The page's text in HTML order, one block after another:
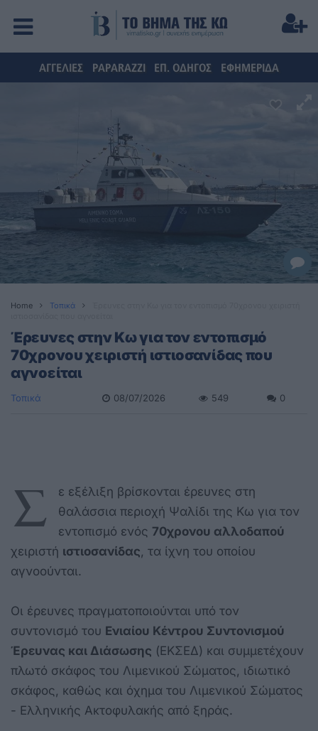
ΑΓΓΕΛΙΕΣ PAPARAZZI ΕΠ. ΟΔΗΓΟΣ ΕΦΗΜΕΡΙΔΑ
Home Τοπικά
Έρευνες στην Κω για τον εντοπισμό
70χρονου χειριστή ιστιοσανίδας που
αγνοείται
Τοπικά 08/07/2026 549 0
Σ
ε εξέλιξη βρίσκονται έρευνες στη
θαλάσσια περιοχή Ψαλίδι της Κω για τον
εντοπισμό ενός 70χρονου αλλοδαπού
χειριστή ιστιοσανίδας , τα ίχνη του οποίου
αγνοούνται.
Οι έρευνες πραγματοποιούνται υπό τον
συντονισμό του Ενιαίου Κέντρου Συντονισμού
Έρευνας και Διάσωσης (ΕΚΣΕΔ) και συμμετέχουν
πλωτό σκάφος του Λιμενικού Σώματος, ιδιωτικό
σκάφος, καθώς και όχημα του Λιμενικού Σώματος
- Ελληνικής Ακτοφυλακής από ξηράς.